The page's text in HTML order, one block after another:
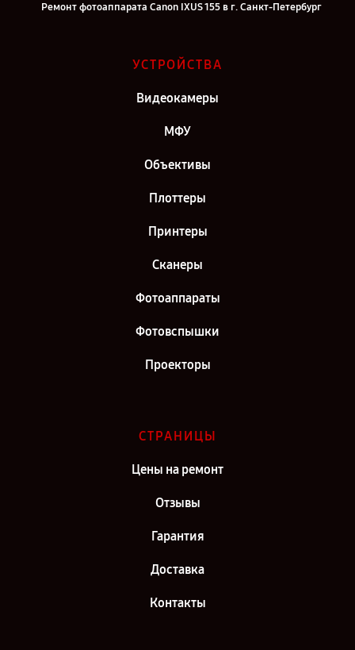
Ремонт фотоаппарата Canon IXUS 155 в г. Санкт-Петербург
УСТРОЙСТВА
Видеокамеры
МФУ
Объективы
Плоттеры
Принтеры
Сканеры
Фотоаппараты
Фотовспышки
Проекторы
СТРАНИЦЫ
Цены на ремонт
Отзывы
Гарантия
Доставка
Контакты